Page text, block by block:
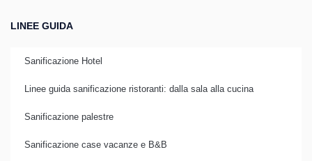
LINEE GUIDA
Sanificazione Hotel
Linee guida sanificazione ristoranti: dalla sala alla cucina
Sanificazione palestre
Sanificazione case vacanze e B&B